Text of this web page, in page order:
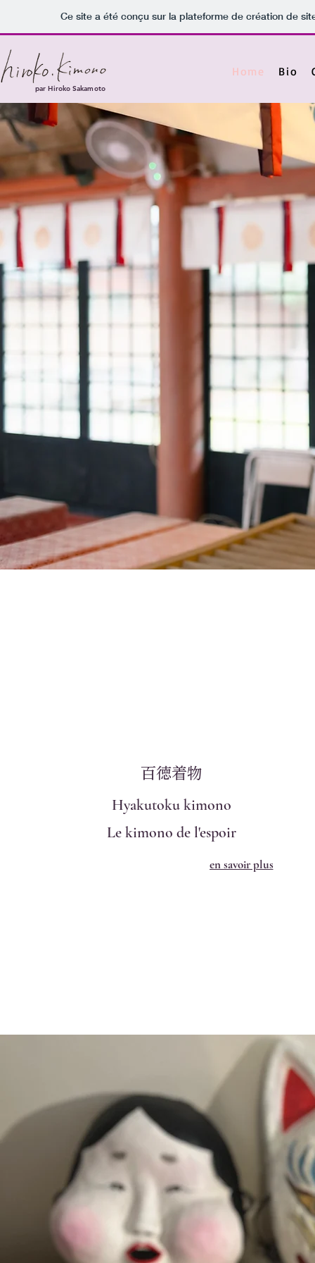
Ce site a été conçu sur la plateforme de création de
par Hiroko Sakamoto
Home Bio
百徳着物
Hyakutoku kimono
Le kimono de l'espoir
en savoir plus